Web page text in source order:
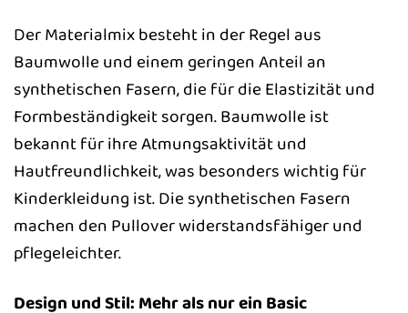
Der Materialmix besteht in der Regel aus
Baumwolle und einem geringen Anteil an
synthetischen Fasern, die für die Elastizität und
Formbeständigkeit sorgen. Baumwolle ist
bekannt für ihre Atmungsaktivität und
Hautfreundlichkeit, was besonders wichtig für
Kinderkleidung ist. Die synthetischen Fasern
machen den Pullover widerstandsfähiger und
pflegeleichter.
Design und Stil: Mehr als nur ein Basic